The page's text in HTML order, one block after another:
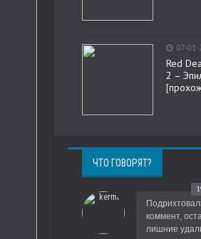
07-01-
Red
2 –
ЧТО ГОВОРЯТ?
коммент,
лишние